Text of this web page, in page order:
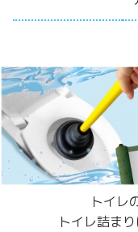
トイレ
トイレ詰ま